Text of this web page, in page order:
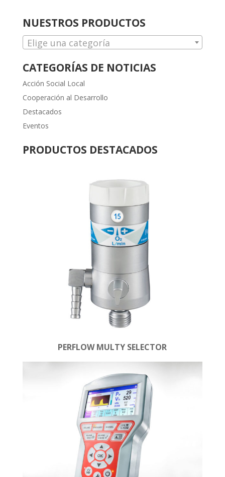
NUESTROS PRODUCTOS
Elige una categoría
CATEGORÍAS DE NOTICIAS
Acción Social Local
Cooperación al Desarrollo
Destacados
Eventos
PRODUCTOS DESTACADOS
PERFLOW MULTY SELECTOR